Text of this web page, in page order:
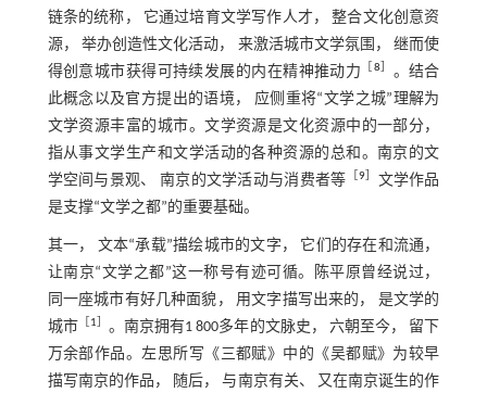
链条的统称， 它通过培育文学写作人才， 整合文化创意资
源， 举办创造性文化活动， 来激活城市文学氛围， 继而使
得创意城市获得可持续发展的内在精神推动力
8
。结合
此概念以及官方提出的语境， 应侧重将“文学之城”理解为
文学资源丰富的城市。文学资源是文化资源中的一部分，
指从事文学生产和文学活动的各种资源的总和。南京的文
学空间与景观、 南京的文学活动与消费者等
9］ 文学作品
是支撑“文学之都”的重要基础。
其一， 文本“承载”描绘城市的文字， 它们的存在和流通，
让南京“文学之都”这一称号有迹可循。陈平原曾经说过，
同一座城市有好几种面貌， 用文字描写出来的， 是文学的
城市［ 1
。南京拥有1 800多年的文脉史， 六朝至今， 留下
万余部作品。左思所写《三都赋》中的《吴都赋》为较早
描写南京的作品， 随后， 与南京有关、 又在南京诞生的作